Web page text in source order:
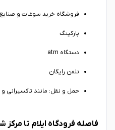
فروشگاه خرید سوغات و
پارکینگ
دستگاه atm
تلفن رایگان
حمل و نقل: مانند تاکسیرانی
فاصله فرودگاه ایلام تا مرکز